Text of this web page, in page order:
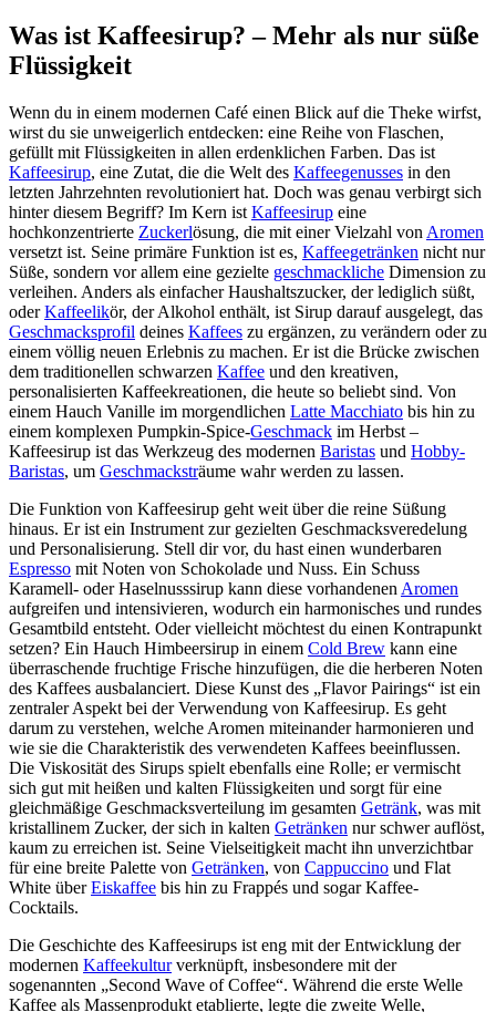
Was ist Kaffeesirup? – Mehr als nur süße
Flüssigkeit
Wenn du in einem modernen Café einen Blick auf die Theke wirfst,
wirst du sie unweigerlich entdecken: eine Reihe von Flaschen,
gefüllt mit Flüssigkeiten in allen erdenklichen Farben. Das ist
Kaffeesirup, eine Zutat, die die Welt des Kaffeegenusses in den
letzten Jahrzehnten revolutioniert hat. Doch was genau verbirgt sich
hinter diesem Begriff? Im Kern ist Kaffeesirup eine
hochkonzentrierte Zuckerlösung, die mit einer Vielzahl von Aromen
versetzt ist. Seine primäre Funktion ist es, Kaffeegetränken nicht nur
Süße, sondern vor allem eine gezielte geschmackliche Dimension zu
verleihen. Anders als einfacher Haushaltszucker, der lediglich süßt,
oderKaffeelikör, der Alkohol enthält, ist Sirup darauf ausgelegt, das
Geschmacksprofil deines Kaffees zu ergänzen, zu verändern oder zu
einem völlig neuen Erlebnis zu machen. Er ist die Brücke zwischen
dem traditionellen schwarzen Kaffee und den kreativen,
personalisierten Kaffeekreationen, die heute so beliebt sind. Von
einem Hauch Vanille im morgendlichen Latte Macchiato bis hin zu
einem komplexen Pumpkin-Spice-Geschmack im Herbst –
Kaffeesirup ist das Werkzeug des modernen Baristas und Hobby-
Baristas, um Geschmacksträume wahr werden zu lassen.
Die Funktion von Kaffeesirup geht weit über die reine Süßung
hinaus. Er ist ein Instrument zur gezielten Geschmacksveredelung
und Personalisierung. Stell dir vor, du hast einen wunderbaren
Espresso mit Noten von Schokolade und Nuss. Ein Schuss
Karamell- oder Haselnusssirup kann diese vorhandenen Aromen
aufgreifen und intensivieren, wodurch ein harmonisches und rundes
Gesamtbild entsteht. Oder vielleicht möchtest du einen Kontrapunkt
setzen? Ein Hauch Himbeersirup in einem Cold Brew kann eine
überraschende fruchtige Frische hinzufügen, die die herberen Noten
des Kaffees ausbalanciert. Diese Kunst des „Flavor Pairings“ ist ein
zentraler Aspekt bei der Verwendung von Kaffeesirup. Es geht
darum zu verstehen, welche Aromen miteinander harmonieren und
wie sie die Charakteristik des verwendeten Kaffees beeinflussen.
Die Viskosität des Sirups spielt ebenfalls eine Rolle; er vermischt
sich gut mit heißen und kalten Flüssigkeiten und sorgt für eine
gleichmäßige Geschmacksverteilung im gesamten Getränk, was mit
kristallinem Zucker, der sich in kalten Getränken nur schwer auflöst,
kaum zu erreichen ist. Seine Vielseitigkeit macht ihn unverzichtbar
für eine breite Palette von Getränken, von Cappuccino und Flat
White überEiskaffee bis hin zu Frappés und sogar Kaffee-
Cocktails.
Die Geschichte des Kaffeesirups ist eng mit der Entwicklung der
modernen Kaffeekulturverknüpft, insbesondere mit der
sogenannten „Second Wave of Coffee“. Während die erste Welle
Kaffee als Massenprodukt etablierte, legte die zweite Welle,